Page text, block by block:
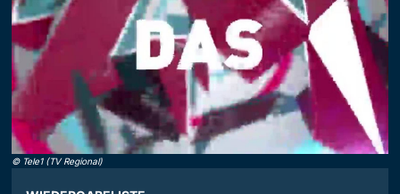
© Tele1 (TV Regional)